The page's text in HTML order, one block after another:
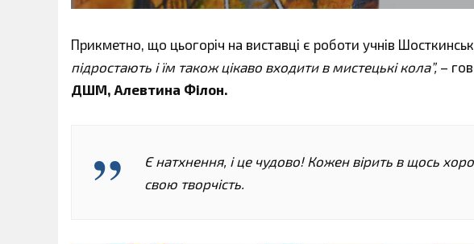
Прикметно, що цьогоріч на виставці є роботи учнів
підростають і їм також цікаво входити в мистецькі кола”, –
ДШМ, Алевтина Філон.
Є натхнення, і це чудово! Кожен вірить в щось
свою творчість.